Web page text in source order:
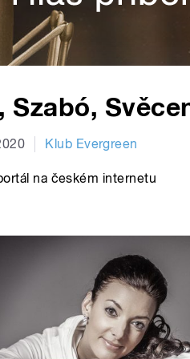
Szabó,
Klub Evergreen
na českém internetu